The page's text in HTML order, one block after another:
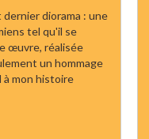
diorama : une
tel qu'il se
œuvre, réalisée
un hommage
à mon histoire